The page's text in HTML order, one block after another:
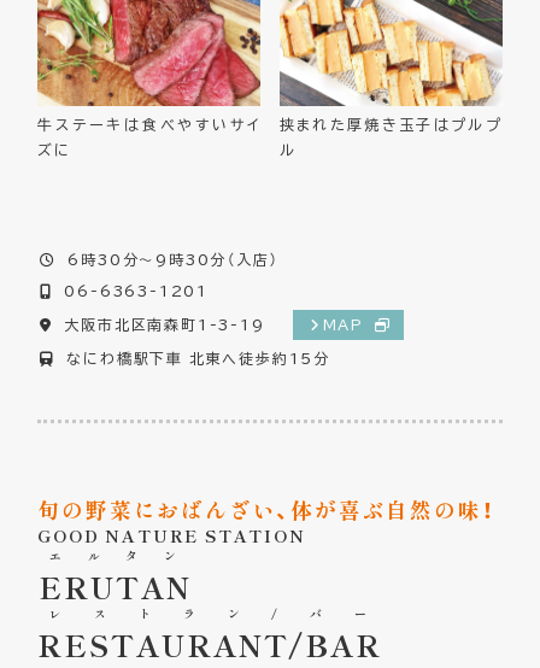
牛ステーキは食べやすいサイ
ズに
挟まれた厚焼き玉子はプルプ
ル
6時30分～9時30分（入店）
06-6363-1201
大阪市北区南森町1-3-19
MAP
なにわ橋駅下車 北東へ徒歩約15分
旬の野菜におばんざい、体が喜ぶ自然の味！
GOOD NATURE STATION
ERUTAN
エルタン
RESTAURANT/BAR
レストラン/バー